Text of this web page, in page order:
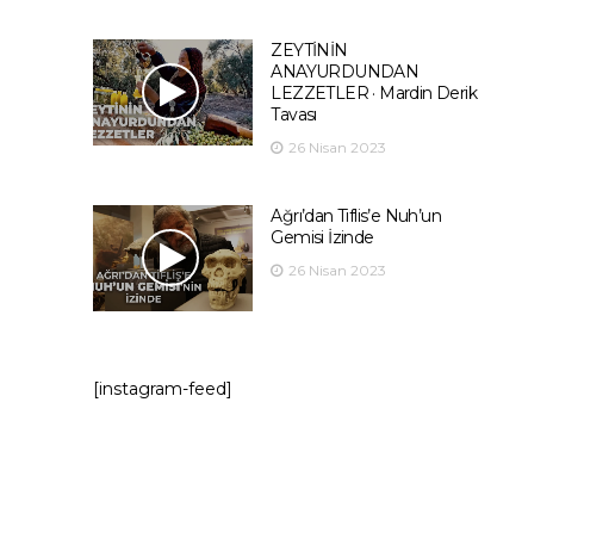
ZEYTİNİN
ANAYURDUNDAN
LEZZETLER · Mardin Derik
Tavası
26 Nisan 2023
Ağrı’dan Tiflis’e Nuh’un
Gemisi İzinde
26 Nisan 2023
[instagram-feed]